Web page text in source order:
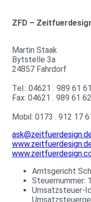
ZFD –
Martin Staak
Bytstelle 3a
24857 Fahrdorf
Tel.: 04621 . 989 61 61
Fax: 04621 . 989 61 62
Mobil: 0173 . 912 17
Amtsgericht
Steuernummer:
Umsatzsteuer-